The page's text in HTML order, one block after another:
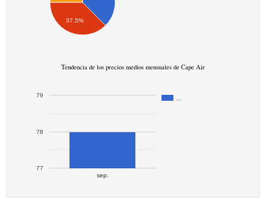
37.5%
Tendencia de los precios medios mensuales de Cape Air
sep.
77
78
79